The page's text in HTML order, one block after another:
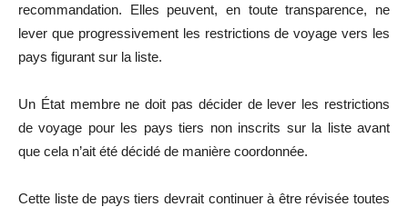
recommandation. Elles peuvent, en toute transparence, ne
lever que progressivement les restrictions de voyage vers les
pays figurant sur la liste.
Un État membre ne doit pas décider de lever les restrictions
de voyage pour les pays tiers non inscrits sur la liste avant
que cela n’ait été décidé de manière coordonnée.
Cette liste de pays tiers devrait continuer à être révisée toutes